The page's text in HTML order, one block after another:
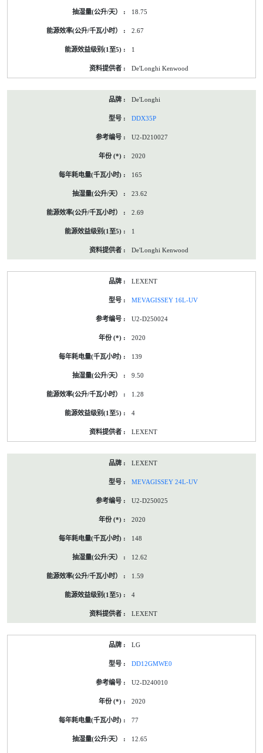
18.75
2.67
1
De'Longhi Kenwood
De'Longhi
DDX35P
U2-D210027
2020
165
23.62
2.69
1
De'Longhi Kenwood
LEXENT
MEVAGISSEY 16L-UV
U2-D250024
2020
139
9.50
1.28
4
LEXENT
LEXENT
MEVAGISSEY 24L-UV
U2-D250025
2020
148
12.62
1.59
4
LEXENT
LG
DD12GMWE0
U2-D240010
2020
77
12.65